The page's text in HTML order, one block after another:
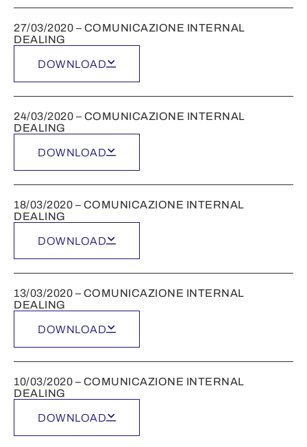
27/03/2020 – COMUNICAZIONE INTERNAL
DEALING
DOWNLOAD
24/03/2020 – COMUNICAZIONE INTERNAL
DEALING
DOWNLOAD
18/03/2020 – COMUNICAZIONE INTERNAL
DEALING
DOWNLOAD
13/03/2020 – COMUNICAZIONE INTERNAL
DEALING
DOWNLOAD
10/03/2020 – COMUNICAZIONE INTERNAL
DEALING
DOWNLOAD